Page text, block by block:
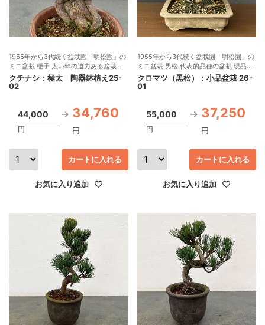
1955年から3代続く盆栽園「明松園」の
ミニ盆栽 梔子 太い幹の迫力ある盆栽仕
立て 現品販売
クチナシ：極太 陶器鉢植え25-
02
44,000
円
34,760
円
カートに入れる
お気に入り追加
1955年から3代続く盆栽園「明松園」の
ミニ盆栽 男松 代表的品種の盆栽 現品販
売
クロマツ（黒松）：小品盆栽 26-
01
55,000
円
37,250
円
カートに入れる
お気に入り追加